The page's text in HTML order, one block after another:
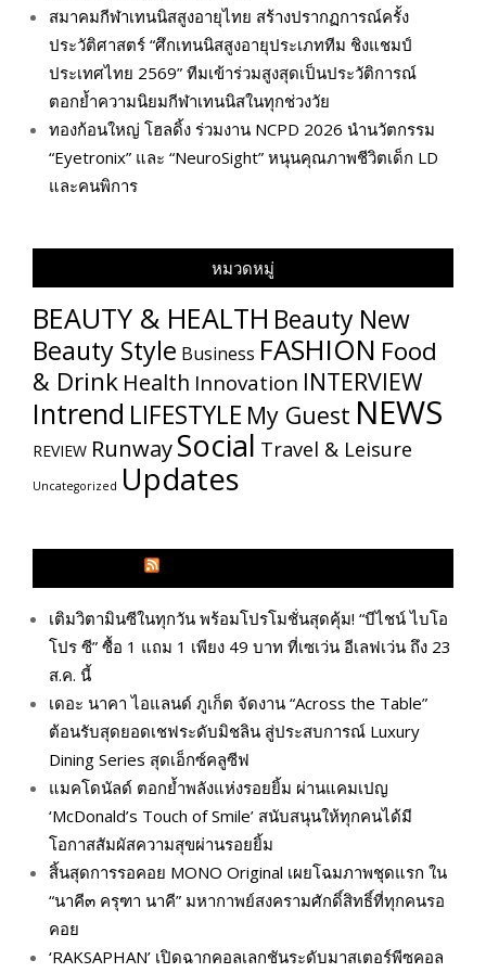
สมาคมกีฬาเทนนิสสูงอายุไทย สร้างปรากฏการณ์ครั้ง
ประวัติศาสตร์ “ศึกเทนนิสสูงอายุประเภททีม ชิงแชมป์
ประเทศไทย 2569” ทีมเข้าร่วมสูงสุดเป็นประวัติการณ์
ตอกย้ำความนิยมกีฬาเทนนิสในทุกช่วงวัย
ทองก้อนใหญ่ โฮลดิ้ง ร่วมงาน NCPD 2026 นำนวัตกรรม
“Eyetronix” และ “NeuroSight” หนุนคุณภาพชีวิตเด็ก LD
และคนพิการ
หมวดหมู่
BEAUTY & HEALTH Beauty New
Beauty Style Business FASHION Food
& Drink Health Innovation INTERVIEW
Intrend LIFESTYLE My​ Guest NEWS
REVIEW RunwaySocial Travel & Leisure
Uncategorized Updates
เติมวิตามินซีในทุกวัน พร้อมโปรโมชั่นสุดคุ้ม! “บีไชน์ ไบโอ
โปร ซี” ซื้อ 1 แถม 1 เพียง 49 บาท ที่เซเว่น อีเลฟเว่น ถึง 23
ส.ค. นี้
เดอะ นาคา ไอแลนด์ ภูเก็ต จัดงาน “Across the Table”
ต้อนรับสุดยอดเชฟระดับมิชลิน สู่ประสบการณ์ Luxury
Dining Series สุดเอ็กซ์คลูซีฟ
แมคโดนัลด์ ตอกย้ำพลังแห่งรอยยิ้ม ผ่านแคมเปญ
‘McDonald’s Touch of Smile’ สนับสนุนให้ทุกคนได้มี
โอกาสสัมผัสความสุขผ่านรอยยิ้ม
สิ้นสุดการรอคอย MONO Original เผยโฉมภาพชุดแรก ใน
“นาคี๓ ครุฑา นาคี” มหากาพย์สงครามศักดิ์สิทธิ์ที่ทุกคนรอ
คอย
‘RAKSAPHAN’ เปิดฉากคอลเลกชันระดับมาสเตอร์พีซคอล